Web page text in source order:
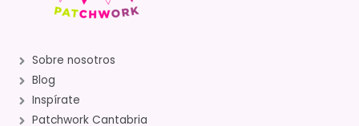
Sobre nosotros
Blog
Inspírate
Patchwork Cantabria